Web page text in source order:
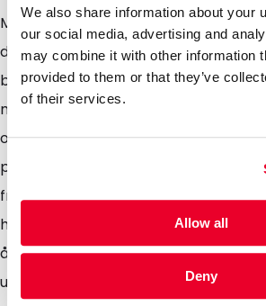
We also share information about your
our social media, advertising and
may combine it with other information
provided to them or that they’ve
of their services.
Allow all
Deny
MonoTripleBox er en svært
designet for frakt av blod produkter
budtjeneste. Boksen, som består av
med vegger som er 65 til 80 mm
opptil tre temperaturskall, der
plasma plasseres.
frysepakker og inneholder et
hydrokarboner, hvis latente
å holde blod produktene på en
under transport. Når de er